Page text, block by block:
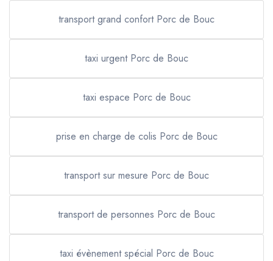
transport grand confort Porc de Bouc
taxi urgent Porc de Bouc
taxi espace Porc de Bouc
prise en charge de colis Porc de Bouc
transport sur mesure Porc de Bouc
transport de personnes Porc de Bouc
taxi évènement spécial Porc de Bouc